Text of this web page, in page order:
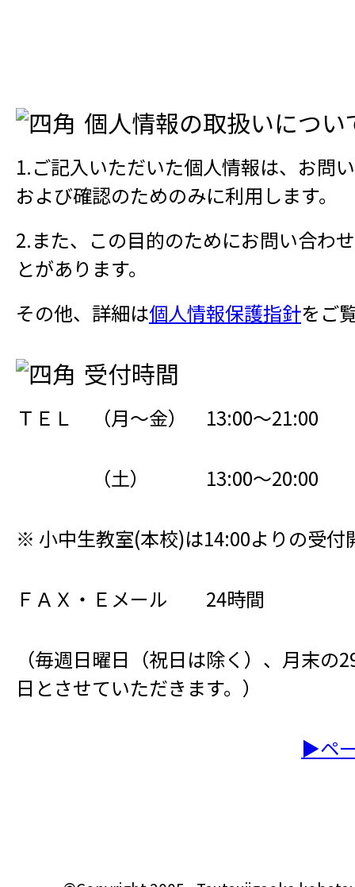
個人情報の取扱いについ
1.ご記入いただいた個人情報は、お問
および確認のためのみに利用します。
2.また、この目的のためにお問い合わ
とがあります。
その他、詳細は個人情報保護指針をご
受付時間
ＴＥＬ （月～金） 13:00～21:00
（土） 13:00～20:00
※ 小中生教室(本校)は14:00よりの受付
ＦＡＸ・Ｅメール 24時間
（毎週日曜日（祝日は除く）、月末の
日とさせていただきます。）
▶ペ